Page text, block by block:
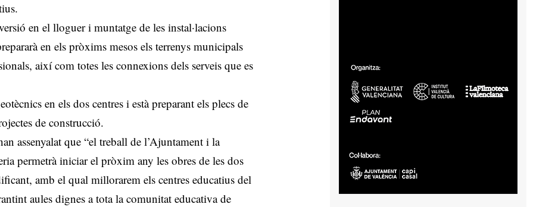
en el lloguer i muntatge de les instal·lacions
en els pròxims mesos els terrenys municipals
així com totes les connexions dels serveis que es
en els dos centres i està preparant els plecs de
de construcció.
assenyalat que “el treball de l’Ajuntament i la
permetrà iniciar el pròxim any les obres de les dos
amb el qual millorarem els centres educatius del
aules dignes a tota la comunitat educativa de